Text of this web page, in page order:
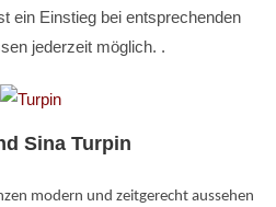
ein Einstieg bei entsprechenden
jederzeit möglich. .
Sina Turpin
modern und zeitgerecht aussehen